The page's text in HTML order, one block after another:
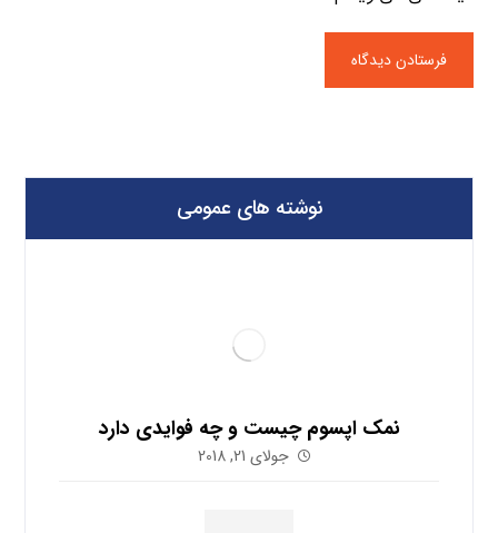
نوشته های عمومی
نمک اپسوم چیست و چه فوایدی دارد
جولای 21, 2018